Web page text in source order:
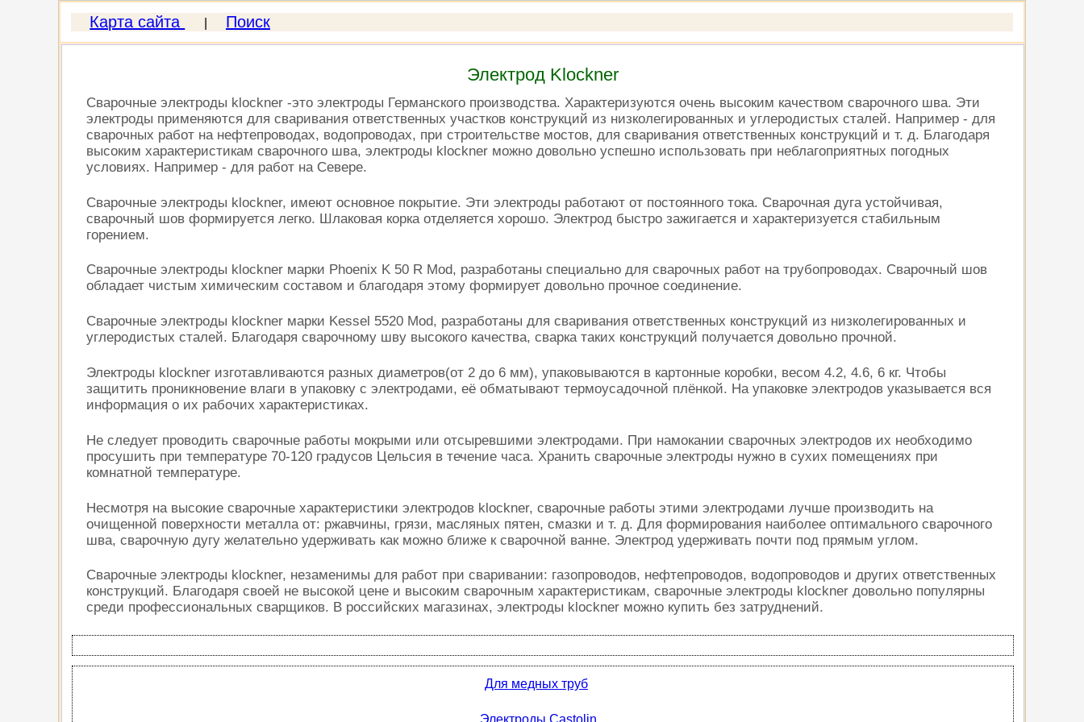
Карта сайта Поиск
Электрод Klockner
Сварочные электроды klockner -это электроды Германского производства. Характеризуются очень высоким качеством сварочного шва. Эти
электроды применяются для сваривания ответственных участков конструкций из низколегированных и углеродистых сталей. Например - для
сварочных работ на нефтепроводах, водопроводах, при строительстве мостов, для сваривания ответственных конструкций и т. д. Благодаря
высоким характеристикам сварочного шва, электроды klockner можно довольно успешно использовать при неблагоприятных погодных
условиях. Например - для работ на Севере.
Сварочные электроды klockner, имеют основное покрытие. Эти электроды работают от постоянного тока. Сварочная дуга устойчивая,
сварочный шов формируется легко. Шлаковая корка отделяется хорошо. Электрод быстро зажигается и характеризуется стабильным
горением.
Сварочные электроды klockner марки Phoenix K 50 R Mod, разработаны специально для сварочных работ на трубопроводах. Сварочный шов
обладает чистым химическим составом и благодаря этому формирует довольно прочное соединение.
Сварочные электроды klockner марки Kessel 5520 Mod, разработаны для сваривания ответственных конструкций из низколегированных и
углеродистых сталей. Благодаря сварочному шву высокого качества, сварка таких конструкций получается довольно прочной.
Электроды klockner изготавливаются разных диаметров(от 2 до 6 мм), упаковываются в картонные коробки, весом 4.2, 4.6, 6 кг. Чтобы
защитить проникновение влаги в упаковку с электродами, её обматывают термоусадочной плёнкой. На упаковке электродов указывается вся
информация о их рабочих характеристиках.
Не следует проводить сварочные работы мокрыми или отсыревшими электродами. При намокании сварочных электродов их необходимо
просушить при температуре 70-120 градусов Цельсия в течение часа. Хранить сварочные электроды нужно в сухих помещениях при
комнатной температуре.
Несмотря на высокие сварочные характеристики электродов klockner, сварочные работы этими электродами лучше производить на
очищенной поверхности металла от: ржавчины, грязи, масляных пятен, смазки и т. д. Для формирования наиболее оптимального сварочного
шва, сварочную дугу желательно удерживать как можно ближе к сварочной ванне. Электрод удерживать почти под прямым углом.
Сварочные электроды klockner, незаменимы для работ при сваривании: газопроводов, нефтепроводов, водопроводов и других ответственных
конструкций. Благодаря своей не высокой цене и высоким сварочным характеристикам, сварочные электроды klockner довольно популярны
среди профессиональных сварщиков. В российских магазинах, электроды klockner можно купить без затруднений.
Для медных труб